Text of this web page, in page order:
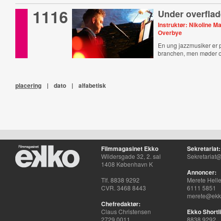
1116 Under
Instruktør: Nikoline
Overbye
En ung jazzmusiker er
branchen, men møder
placering | dato | alfabetisk
Filmmagasinet Ekko
Wildersgade 32, 2. sal
1408 København K
Tlf. 8838 9292
CVR. 3468 8443
Chefredaktør:
Claus Christensen
2729 0011
Sekretariat:
Annoncer:
Merete
6111 5851
Ekko
8838 9292